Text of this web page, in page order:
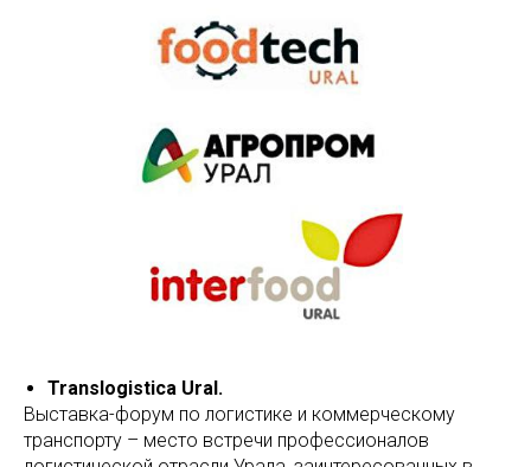
Translogistica Ural.
Выставка-форум по логистике и коммерческому
транспорту – место встречи профессионалов